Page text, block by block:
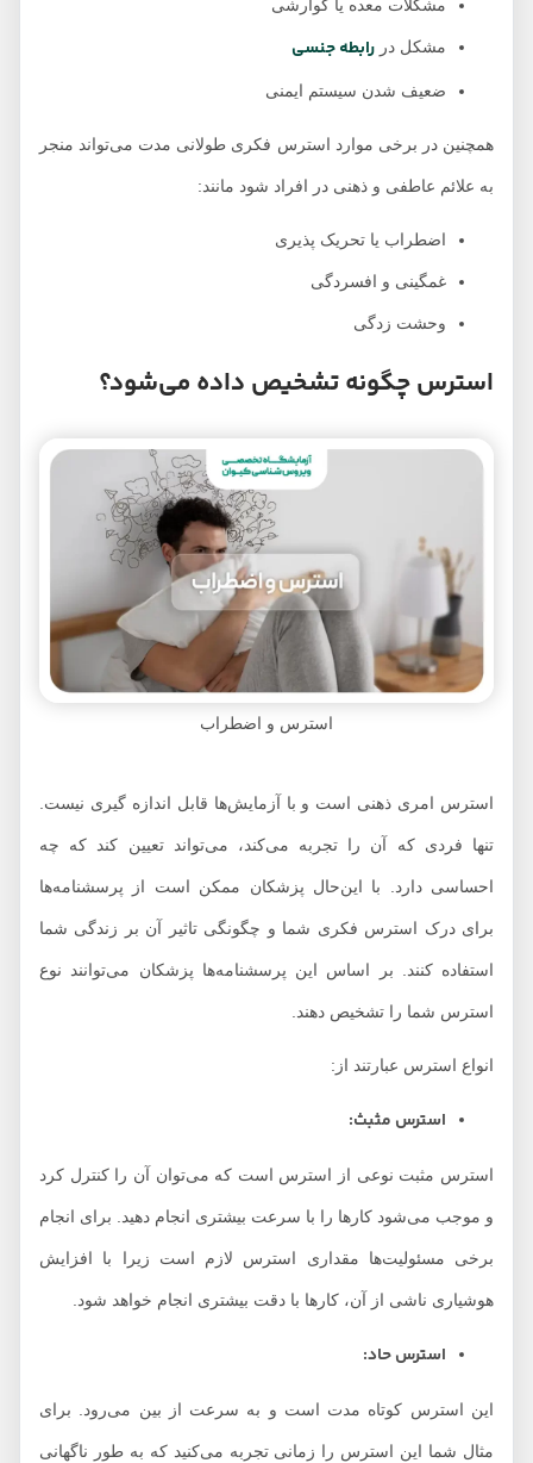
مشکلات معده یا گوارشی
مشکل دررابطه جنسی
ضعیف شدن سیستم ایمنی
همچنین در برخی موارد استرس فکری طولانی مدت می‌تواند منجر
به علائم عاطفی و ذهنی در افراد شود مانند:
اضطراب یا تحریک پذیری
غمگینی و افسردگی
وحشت زدگی
استرس چگونه تشخیص داده می‌شود؟
استرس و اضطراب
استرس امری ذهنی است و با آزمایش‌ها قابل اندازه گیری نیست.
تنها فردی که آن را تجربه می‌کند، می‌تواند تعیین کند که چه
احساسی دارد. با این‌حال پزشکان ممکن است از پرسشنامه‌ها
برای درک استرس فکری شما و چگونگی تاثیر آن بر زندگی شما
استفاده کنند. بر اساس این پرسشنامه‌ها پزشکان می‌توانند نوع
استرس شما را تشخیص دهند.
انواع استرس عبارتند از:
استرس مثبث:
استرس مثبت نوعی از استرس است که می‌توان آن را کنترل کرد
و موجب می‌شود کارها را با سرعت بیشتری انجام دهید. برای انجام
برخی مسئولیت‌ها مقداری استرس لازم است زیرا با افزایش
هوشیاری ناشی از آن، کارها با دقت بیشتری انجام خواهد شود.
استرس حاد:
این استرس کوتاه مدت است و به سرعت از بین می‌رود. برای
مثال شما این استرس را زمانی تجربه می‌کنید که به طور ناگهانی